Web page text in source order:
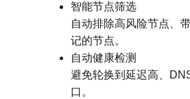
智能节点筛选
自动排除高风险节点、
记的节点。
自动健康检测
避免轮换到延迟高、
口。